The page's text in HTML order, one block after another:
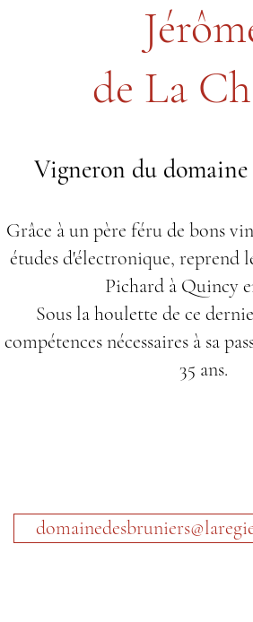
de La
Vigneron du domaine
Grâce à un père féru de bons
études d'électronique, reprend
Pichard à Quincy
Sous la houlette de ce
compétences nécessaires à sa
35 ans.